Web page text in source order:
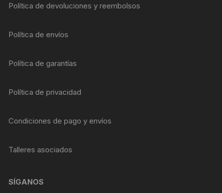
Política de devoluciones y reembolsos
Política de envíos
Política de garantías
Política de privacidad
Condiciones de pago y envíos
Talleres asociados
SÍGANOS